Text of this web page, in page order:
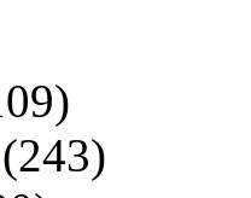
(243)